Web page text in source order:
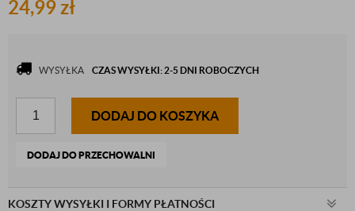
24,99zł
WYSYŁKA CZAS WYSYŁKI: 2-5 DNI ROBOCZYCH
DODAJ DO KOSZYKA
DODAJ DO PRZECHOWALNI
KOSZTY WYSYŁKI I FORMY PŁATNOŚCI